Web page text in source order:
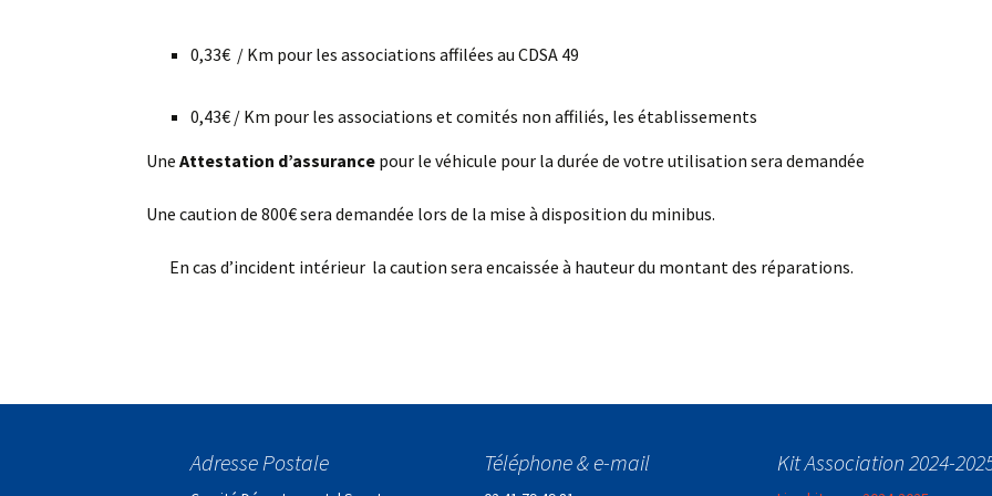
0,33€ / Km pour les associations affilées au CDSA 49
0,43€ / Km pour les associations et comités non affiliés, les établissements
Une Attestation d’assurance pour le véhicule pour la durée de votre utilisation sera demandée
Une caution de 800€ sera demandée lors de la mise à disposition du minibus.
En cas d’incident intérieur la caution sera encaissée à hauteur du montant des réparations.
Adresse Postale Téléphone & e-mail Kit Association 2024-